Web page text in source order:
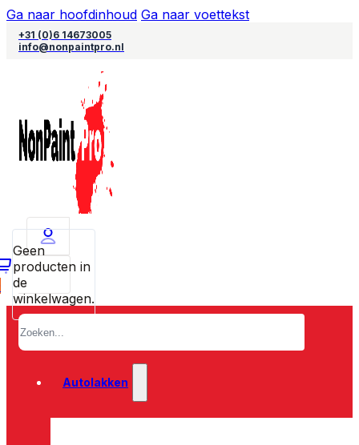
Ga naar hoofdinhoud Ga naar voettekst
+31 (0)6 14673005
info@nonpaintpro.nl
Geen
producten in
de
winkelwagen.
Zoeken
Autolakken